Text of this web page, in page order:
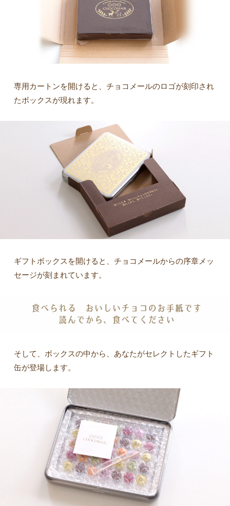
専用カートンを開けると、チョコメールのロゴが刻印され
たボックスが現れます。
ギフトボックスを開けると、チョコメールからの序章メッ
セージが刻まれています。
そして、ボックスの中から、あなたがセレクトしたギフト
缶が登場します。